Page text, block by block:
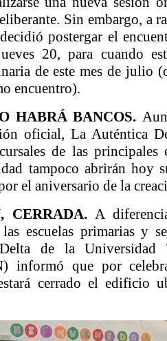
Sin embargo, a
postergar el
20, para cuando
de este mes de julio
encuentro).
HABRÁ BANCOS.
oficial, La Auténtica
de las principales
tampoco abrirán hoy
el aniversario de la
CERRADA. A
escuelas primarias y
de la Universidad
informó que por
cerrado el edificio